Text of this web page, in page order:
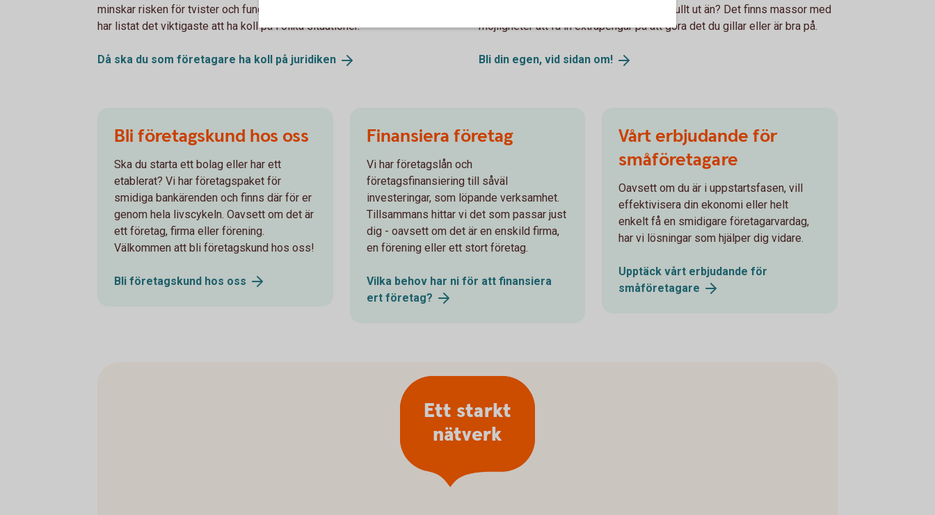
minskar risken för tvister och fungerar som en manual för samarbetet. Vi
har listat det viktigaste att ha koll på i olika situationer.
Då ska du som företagare ha koll på juridiken
affärsidé du inte är beredd att satsa på fullt ut än? Det finns massor med
möjligheter att få in extrapengar på att göra det du gillar eller är bra på.
Bli din egen, vid sidan om!
Bli företagskund hos oss
Ska du starta ett bolag eller har ett
etablerat? Vi har företagspaket för
smidiga bankärenden och finns där för er
genom hela livscykeln. Oavsett om det är
ett företag, firma eller förening.
Välkommen att bli företagskund hos oss!
Bli företagskund hos oss
Finansiera företag
Vi har företagslån och
företagsfinansiering till såväl
investeringar, som löpande verksamhet.
Tillsammans hittar vi det som passar just
dig - oavsett om det är en enskild firma,
en förening eller ett stort företag.
Vilka behov har ni för att finansiera
ert företag?
Vårt erbjudande för
småföretagare
Oavsett om du är i uppstartsfasen, vill
effektivisera din ekonomi eller helt
enkelt få en smidigare företagarvardag,
har vi lösningar som hjälper dig vidare.
Upptäck vårt erbjudande för
småföretagare
Ett starkt
nätverk